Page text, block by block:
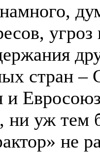
стран
ни уж тем
не